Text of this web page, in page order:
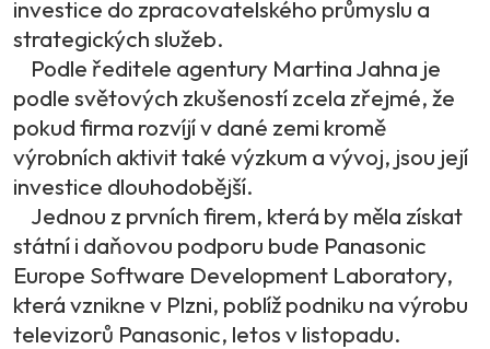
investice do zpracovatelského průmyslu a
strategických služeb.
Podle ředitele agentury Martina Jahna je
podle světových zkušeností zcela zřejmé, že
pokud firma rozvíjí v dané zemi kromě
výrobních aktivit také výzkum a vývoj, jsou její
investice dlouhodobější.
Jednou z prvních firem, která by měla získat
státní i daňovou podporu bude Panasonic
Europe Software Development Laboratory,
která vznikne v Plzni, poblíž podniku na výrobu
televizorů Panasonic, letos v listopadu.